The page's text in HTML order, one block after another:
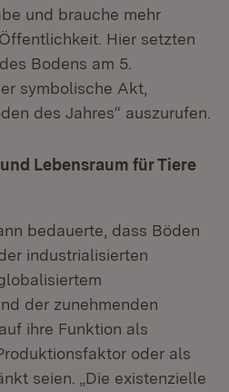
und brauche mehr
Hier setzten
Bodens am 5.
symbolische Akt,
des Jahres“ auszurufen.
Lebensraum für Tiere
bedauerte, dass Böden
industrialisierten
der zunehmenden
ihre Funktion als
oder als
seien. „Die existenzielle